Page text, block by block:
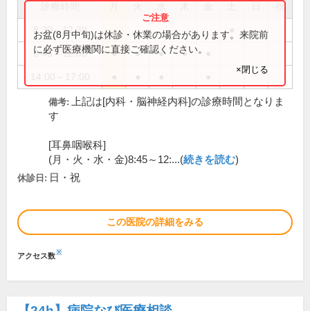
祝
8:30～12:30
8:45～12:30 ● ● ● ●
お盆(8月中旬)は休診・休業の場合があります。来院前
に必ず医療機関に直接ご確認ください。
×閉じる
備考:
上記は[内科・脳神経内科]の診療時間となりま
す
[耳鼻咽喉科]
(月・火・水・金)8:45～12:...(続きを読む)
休診日: 日・祝
この医院の詳細をみる
アクセス数※